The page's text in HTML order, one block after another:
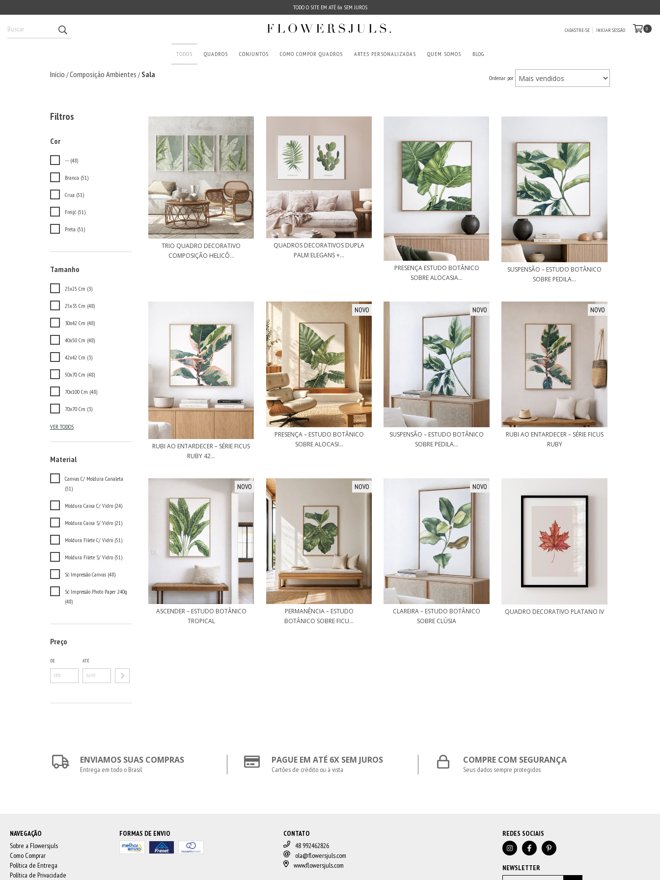
TODO O SITE EM ATÉ 6x SEM JUROS
CADASTRE-SE INICIAR SESSÃO 0
TODOS QUADROS CONJUNTOS COMO COMPOR QUADROS ARTES PERSONALIZADAS QUEM SOMOS BLOG
Início /Composição Ambientes / Sala Ordenar por
Filtros
Cor
--- (48)
Branca (51)
Crua (51)
Freijó (51)
Preta (51)
Tamanho
25x25 Cm (3)
25x35 Cm (48)
30x42 Cm (48)
40x50 Cm (48)
42x42 Cm (3)
50x70 Cm (48)
70x100 Cm (48)
70x70 Cm (3)
VER TODOS
Material
Canvas C/ Moldura Canaleta
(51)
Moldura Caixa C/ Vidro (24)
Moldura Caixa S/ Vidro (21)
Moldura Filete C/ Vidro (51)
Moldura Filete S/ Vidro (51)
Só Impressão Canvas (48)
Só Impressão Photo Paper 240g
(48)
Preço
DE ATÉ
TRIO QUADRO DECORATIVO
COMPOSIÇÃO HELICÔ...
QUADROS DECORATIVOS DUPLA
PALM ELEGANS +...
PRESENÇA ESTUDO BOTÂNICO
SOBRE ALOCASIA...
SUSPENSÃO – ESTUDO BOTÂNICO
SOBRE PEDILA...
RUBI AO ENTARDECER – SÉRIE FICUS
RUBY 42...
NOVO
PRESENÇA – ESTUDO BOTÂNICO
SOBRE ALOCASI...
NOVO
SUSPENSÃO – ESTUDO BOTÂNICO
SOBRE PEDILA...
NOVO
RUBI AO ENTARDECER – SÉRIE FICUS
RUBY
NOVO
ASCENDER – ESTUDO BOTÂNICO
TROPICAL
NOVO
PERMANÊNCIA – ESTUDO
BOTÂNICO SOBRE FICU...
NOVO
CLAREIRA – ESTUDO BOTÂNICO
SOBRE CLÚSIA
QUADRO DECORATIVO PLATANO IV
ENVIAMOS SUAS COMPRAS
Entrega em todo o Brasil
PAGUE EM ATÉ 6X SEM JUROS
Cartões de crédito ou à vista
COMPRE COM SEGURANÇA
Seus dados sempre protegidos
NAVEGAÇÃO
Sobre a Flowersjuls
Como Comprar
Política de Entrega
Política de Privacidade
FORMAS DE ENVIO
CONTATO
48 992462826
ola@flowersjuls.com
www.flowersjuls.com
REDES SOCIAIS
NEWSLETTER